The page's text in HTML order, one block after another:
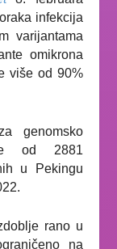
infekcija
varijantama
omikrona
više od 90%
genomsko
od 2881
u Pekingu
rano u
na